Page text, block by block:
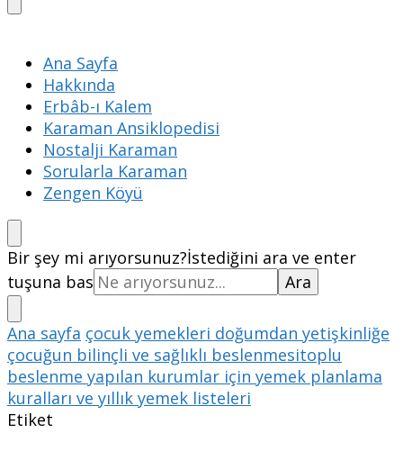
Ana Sayfa
Hakkında
Erbâb-ı Kalem
Karaman Ansiklopedisi
Nostalji Karaman
Sorularla Karaman
Zengen Köyü
Bir şey mi arıyorsunuz?İstediğini ara ve enter
tuşuna bas
Ana sayfa çocuk yemekleri doğumdan yetişkinliğe
çocuğun bilinçli ve sağlıklı beslenmesitoplu
beslenme yapılan kurumlar için yemek planlama
kuralları ve yıllık yemek listeleri
Etiket